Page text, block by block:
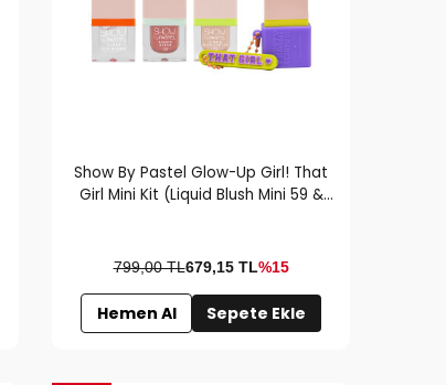
Show By Pastel Glow-Up Girl! That
Girl Mini Kit (Liquid Blush Mini 59 &
799,00 TL679,15TL%15
Hemen Al Sepete Ekle